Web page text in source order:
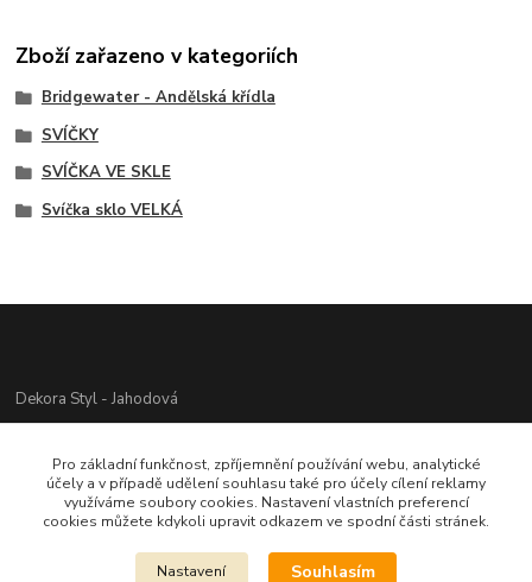
Zboží zařazeno v kategoriích
Bridgewater - Andělská křídla
SVÍČKY
SVÍČKA VE SKLE
Svíčka sklo VELKÁ
Dekora Styl - Jahodová
721312944
info@zbozi-darky.cz
Pro základní funkčnost, zpříjemnění používání webu, analytické
účely a v případě udělení souhlasu také pro účely cílení reklamy
využíváme soubory cookies. Nastavení vlastních preferencí
cookies můžete kdykoli upravit odkazem ve spodní části stránek.
Nastavení Souhlasím